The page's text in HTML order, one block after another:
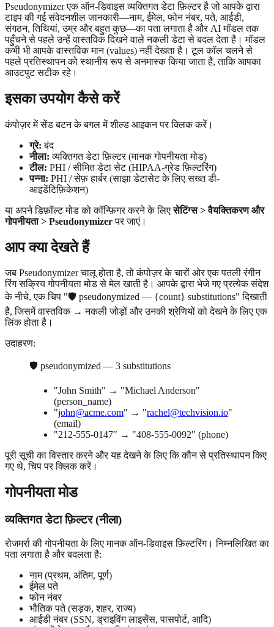
Pseudonymizer एक ऑन-डिवाइस व्यक्तिगत डेटा फ़िल्टर है जो आपके द्वारा
टाइप की गई संवेदनशील जानकारी—नाम, ईमेल, फोन नंबर, पते, आईडी,
संगठन, तिथियां, उम्र और बहुत कुछ—का पता लगाता है और AI मॉडल तक
पहुँचने से पहले उन्हें वास्तविक दिखने वाले नकली डेटा से बदल देता है। मॉडल
कभी भी आपके वास्तविक मान (values) नहीं देखता है। टूल कॉल चलने से
पहले प्रतिस्थापन को स्थानीय रूप से अनमास्क किया जाता है, ताकि आपका
आउटपुट सटीक रहे।
इसका उपयोग कैसे करें
कंपोज़र में सेंड बटन के बगल में शील्ड आइकन पर क्लिक करें।
ग्रे: बंद
नीला: व्यक्तिगत डेटा फ़िल्टर (मानक गोपनीयता मोड)
टील: PHI / सीमित डेटा सेट (HIPAA-ग्रेड फ़िल्टरिंग)
पन्ना: PHI / सेफ़ हार्बर (साझा डेटासेट के लिए सख्त डी-
आइडेंटिफ़िकेशन)
या अपने डिफ़ॉल्ट मोड को कॉन्फ़िगर करने के लिएसेटिंग्स > वैयक्तिकरण और
गोपनीयता > Pseudonymizerपर जाएं।
आप क्या देखते हैं
जब Pseudonymizer चालू होता है, तो कंपोज़र के चारों ओर एक पतली रंगीन
रिंग सक्रिय गोपनीयता मोड से मेल खाती है। आपके द्वारा भेजे गए प्रत्येक संदेश
के नीचे, एक चिप "🛡 pseudonymized — {count} substitutions" दिखाती
है, जिसमें वास्तविक → नकली जोड़ों और उनकी श्रेणियों को देखने के लिए एक
लिंक होता है।
उदाहरण:
🛡 pseudonymized — 3 substitutions
"John Smith" → "Michael Anderson"
(person_name)
"john@acme.com" → "rachel@techvision.io"
(email)
"212-555-0147" → "408-555-0092" (phone)
पूरी सूची का विस्तार करने और यह देखने के लिए कि कौन से प्रतिस्थापन किए
गए थे, चिप पर क्लिक करें।
गोपनीयता मोड
व्यक्तिगत डेटा फ़िल्टर (नीला)
रोजमर्रा की गोपनीयता के लिए मानक ऑन-डिवाइस फ़िल्टरिंग। निम्नलिखित का
पता लगाता है और बदलता है:
नाम (प्रथम, अंतिम, पूर्ण)
ईमेल पते
फोन नंबर
भौतिक पते (सड़क, शहर, राज्य)
आईडी नंबर (SSN, ड्राइविंग लाइसेंस, पासपोर्ट, आदि)